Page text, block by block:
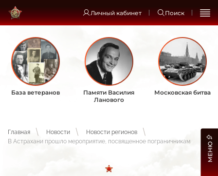
Личный кабинет Поиск
База ветеранов
Памяти Василия
Ланового
Московская битва
Главная Новости
Новости регионов
В Астрахани прошло мероприятие, посвященное пограничникам
МЕНЮ